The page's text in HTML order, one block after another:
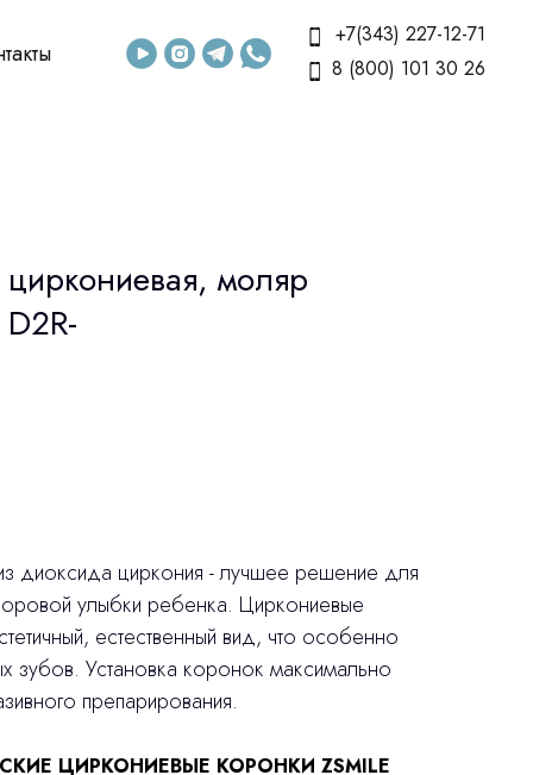
+7(343) 227-12-71
8 (800) 101 30 26
циркониевая, моляр
диоксида циркония - лучшее решение для
улыбки ребенка. Циркониевые
естественный вид, что особенно
зубов. Установка коронок максимально
препарирования.
ЦИРКОНИЕВЫЕ КОРОНКИ ZSMILE